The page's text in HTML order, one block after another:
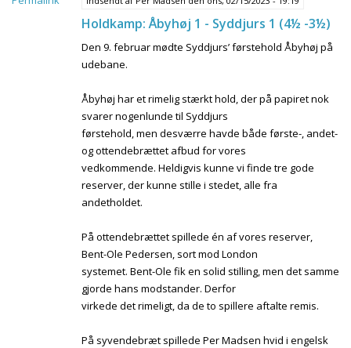
Holdkamp: Åbyhøj 1 - Syddjurs 1 (4½ -3½)
Den 9. februar mødte Syddjurs’ førstehold Åbyhøj på
udebane.
Åbyhøj har et rimelig stærkt hold, der på papiret nok
svarer nogenlunde til Syddjurs
førstehold, men desværre havde både første-, andet-
og ottendebrættet afbud for vores
vedkommende. Heldigvis kunne vi finde tre gode
reserver, der kunne stille i stedet, alle fra
andetholdet.
På ottendebrættet spillede én af vores reserver,
Bent-Ole Pedersen, sort mod London
systemet. Bent-Ole fik en solid stilling, men det samme
gjorde hans modstander. Derfor
virkede det rimeligt, da de to spillere aftalte remis.
På syvendebræt spillede Per Madsen hvid i engelsk